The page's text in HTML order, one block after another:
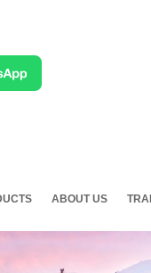
ABOUT US